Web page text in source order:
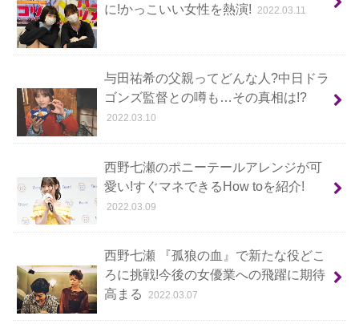
に!かっこいい女性を熱演!
2022.03.11
与田祐希の父親ってどんな人?中日ドラ
ゴンズ監督との噂も…その真相は!?
2022.03.10
西野七瀬のポニーテールアレンジが可
愛い!すぐマネできるHow toを紹介!
2022.03.09
西野七瀬 『孤狼の血』で新たな役どこ
ろに挑戦!今後の女優業への飛躍に期待
高まる
2022.03.07